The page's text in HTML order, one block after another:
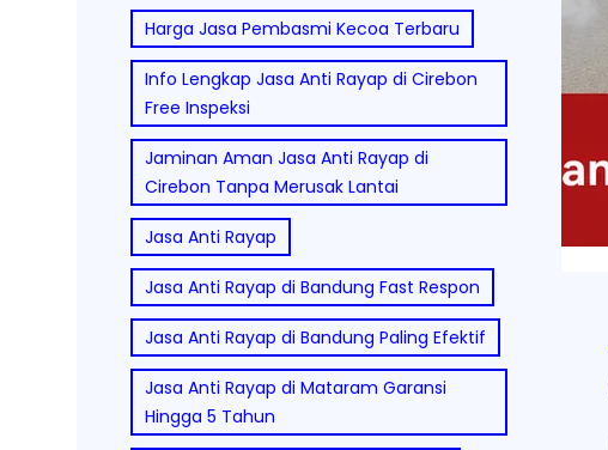
Harga Jasa Pembasmi Kecoa Terbaru
Info Lengkap Jasa Anti Rayap di Cirebon
Free Inspeksi
Jaminan Aman Jasa Anti Rayap di
Cirebon Tanpa Merusak Lantai
Jasa Anti Rayap
Jasa Anti Rayap di Bandung Fast Respon
Jasa Anti Rayap di Bandung Paling Efektif
Jasa Anti Rayap di Mataram Garansi
Hingga 5 Tahun